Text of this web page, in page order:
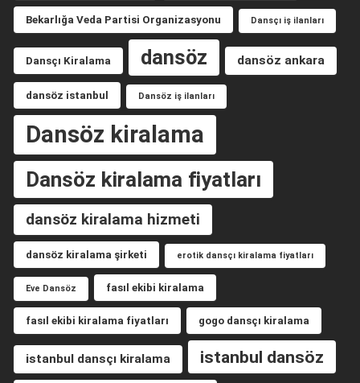
Bekarlığa Veda Partisi Organizasyonu Dansçı iş ilanları
Dansçı Kiralama dansöz dansöz ankara
dansöz istanbul Dansöz iş ilanları
Dansöz kiralama
Dansöz kiralama fiyatları
dansöz kiralama hizmeti
dansöz kiralama şirketi erotik dansçı kiralama fiyatları
Eve Dansöz fasıl ekibi kiralama
fasıl ekibi kiralama fiyatları gogo dansçı kiralama
istanbul dansçı kiralama istanbul dansöz